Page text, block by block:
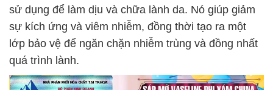
sử dụng để làm dịu và chữa lành da. Nó giúp giảm
sự kích ứng và viêm nhiễm, đồng thời tạo ra một
lớp bảo vệ để ngăn chặn nhiễm trùng và đồng nhất
quá trình lành.